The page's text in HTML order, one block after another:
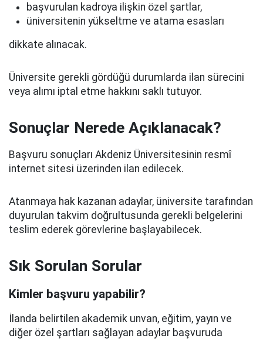
başvurulan kadroya ilişkin özel şartlar,
üniversitenin yükseltme ve atama esasları
dikkate alınacak.
Üniversite gerekli gördüğü durumlarda ilan sürecini
veya alımı iptal etme hakkını saklı tutuyor.
Sonuçlar Nerede Açıklanacak?
Başvuru sonuçları Akdeniz Üniversitesinin resmî
internet sitesi üzerinden ilan edilecek.
Atanmaya hak kazanan adaylar, üniversite tarafından
duyurulan takvim doğrultusunda gerekli belgelerini
teslim ederek görevlerine başlayabilecek.
Sık Sorulan Sorular
Kimler başvuru yapabilir?
İlanda belirtilen akademik unvan, eğitim, yayın ve
diğer özel şartları sağlayan adaylar başvuruda